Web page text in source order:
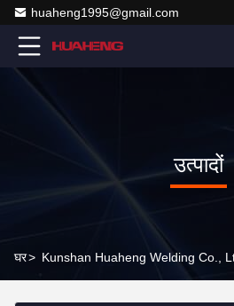
huaheng1995@gmail.com
उत्पादों
घर> Kunshan Huaheng Welding Co.,